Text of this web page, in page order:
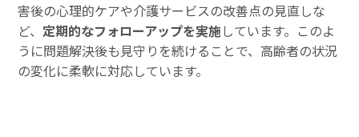
害後の心理的ケアや介護サービスの改善点の見直しな
ど、定期的なフォローアップを実施しています。このよ
うに問題解決後も見守りを続けることで、高齢者の状況
の変化に柔軟に対応しています。